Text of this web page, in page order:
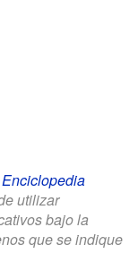
Enciclopedia
utilizar
bajo la
que se indique